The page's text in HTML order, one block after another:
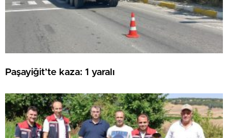
Paşayiğit’te kaza: 1 yaralı